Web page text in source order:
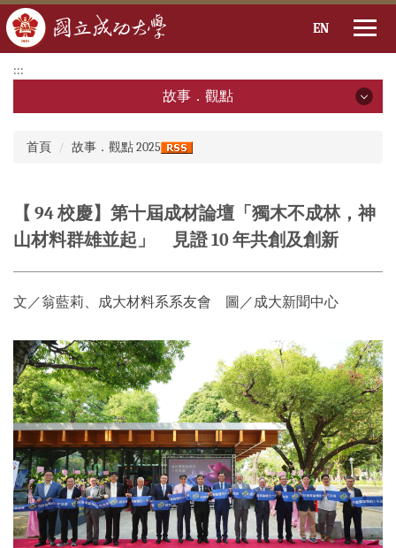
到
要
EN
:::
故事．觀點
2025年
2024年
2021年
2020年
2019年
首頁
故事．觀點 2025
【 94 校慶】第十屆成材論壇「獨木不成林，神
山材料群雄並起」 見證 10 年共創及創新
文／翁藍莉、成大材料系系友會 圖／成大新聞中心